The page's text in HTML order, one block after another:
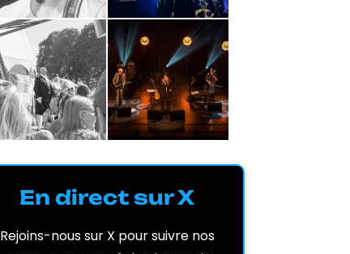
En direct sur X
Rejoins-nous sur X pour suivre nos